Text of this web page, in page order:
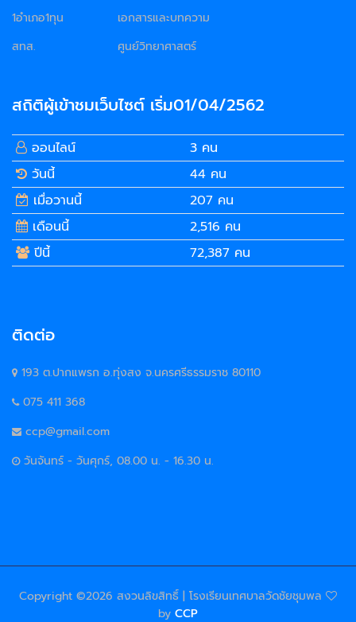
1อำเภอ1ทุน
สทส.
เอกสารและบทความ
ศูนย์วิทยาศาสตร์
สถิติผู้เข้าชมเว็บไซต์ เริ่ม01/04/2562
ออนไลน์
3 คน
วันนี้
44 คน
เมื่อวานนี้
207 คน
เดือนนี้
2,516 คน
ปีนี้
72,387 คน
ติดต่อ
193 ต.ปากแพรก อ.ทุ่งสง จ.นครศรีธรรมราช 80110
075 411 368
ccp@gmail.com
วันจันทร์ - วันศุกร์, 08.00 น. - 16.30 น.
Copyright ©2026 สงวนลิขสิทธิ์ | โรงเรียนเทศบาลวัดชัยชุมพล
by CCP